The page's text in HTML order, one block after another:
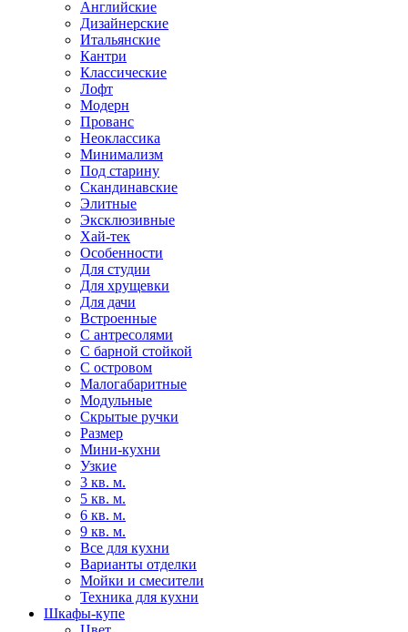
Английские
Дизайнерские
Итальянские
Кантри
Классические
Лофт
Модерн
Прованс
Неоклассика
Минимализм
Под старину
Скандинавские
Элитные
Эксклюзивные
Хай-тек
Особенности
Для студии
Для хрущевки
Для дачи
Встроенные
С антресолями
С барной стойкой
С островом
Малогабаритные
Модульные
Скрытые ручки
Размер
Мини-кухни
Узкие
3 кв. м.
5 кв. м.
6 кв. м.
9 кв. м.
Все для кухни
Варианты отделки
Мойки и смесители
Техника для кухни
Шкафы-купе